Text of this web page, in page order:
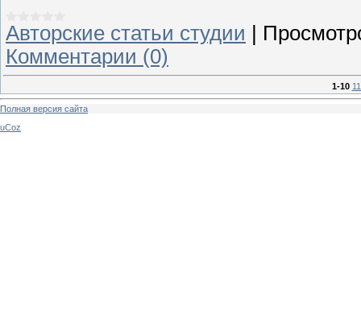
Авторские статьи студии
Комментарии (0)
1-10
Полная версия сайта
uCoz